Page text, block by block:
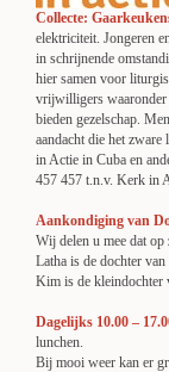
Collecte:
elektriciteit. Jongeren
in schrijnende
hier samen voor
vrijwilligers waaronder
bieden gezelschap.
aandacht die het
in Actie in Cuba en
457 457 t.n.v. Kerk in
Aankondiging van
Wij delen u mee dat op
Latha is de dochter
Kim is de kleindochter
Dagelijks 10.00 –
lunchen.
Bij mooi weer kan er